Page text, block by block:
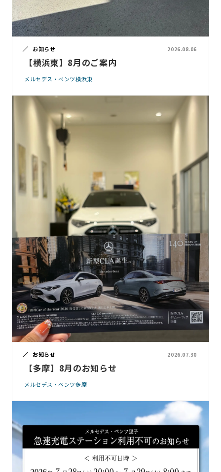
お知らせ 2026.08.06
【横浜東】8月のご案内
メルセデス・ベンツ横浜東
お知らせ 2026.07.30
【多摩】8月のお知らせ
メルセデス・ベンツ多摩